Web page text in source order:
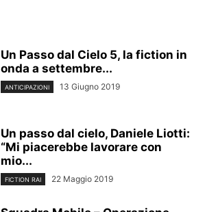
Un Passo dal Cielo 5, la fiction in
onda a settembre...
ANTICIPAZIONI 13 Giugno 2019
Un passo dal cielo, Daniele Liotti:
“Mi piacerebbe lavorare con
mio...
FICTION RAI 22 Maggio 2019